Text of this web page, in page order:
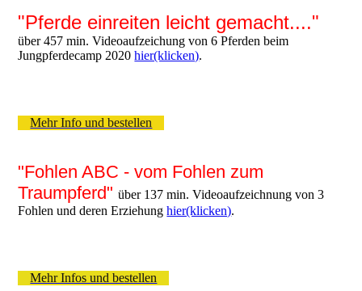
"Pferde einreiten leicht gemacht...."
über 457 min. Videoaufzeichung von 6 Pferden beim
Jungpferdecamp 2020hier(klicken).
Mehr Info und bestellen
"Fohlen ABC - vom Fohlen zum
Traumpferd"über 137 min. Videoaufzeichnung von 3
Fohlen und deren Erziehunghier(klicken).
Mehr Infos und bestellen